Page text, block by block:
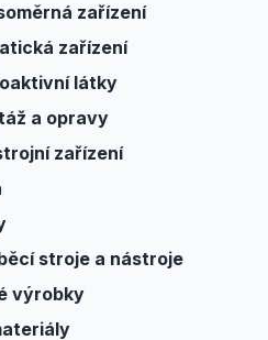
zařízení
zařízení
látky
a opravy
zařízení
stroje a nástroje
výrobky